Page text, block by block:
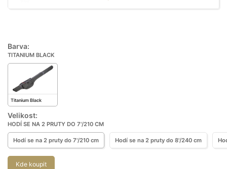
Barva:
TITANIUM BLACK
Titanium Black
Velikost:
HODÍ SE NA 2 PRUTY DO 7'/210 CM
Hodí se na 2 pruty do 7'/210 cm Hodí se na 2 pruty do 8'/240 cm
Kde koupit